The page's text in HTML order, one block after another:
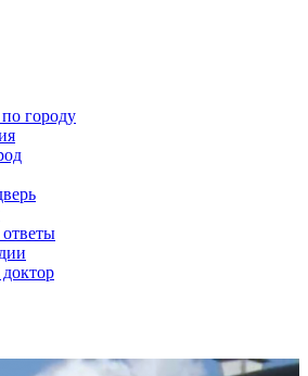
городу